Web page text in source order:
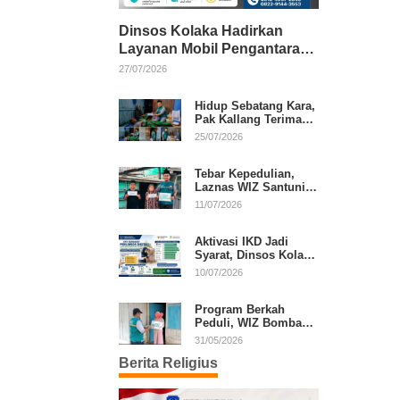
Dinsos Kolaka Hadirkan
Layanan Mobil Pengantaran
Gratis bagi Pasien Penerima
27/07/2026
Hidup Sebatang Kara,
Pak Kallang Terima
Bantuan dari Laznas
25/07/2026
Tebar Kepedulian,
Laznas WIZ Santuni
Anak Yatim dan
11/07/2026
Aktivasi IKD Jadi
Syarat, Dinsos Kolaka
Sosialisasikan
10/07/2026
Program Berkah
Peduli, WIZ Bombana
Bantu Lansia dan
31/05/2026
Berita Religius